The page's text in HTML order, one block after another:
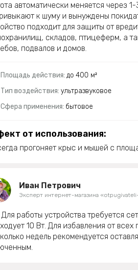
автоматически меняется через
к шуму и вынуждены
подходит для защиты от
складов, птицеферм, а
подвалов и домов.
Площадь действия: до 400 м²
Тип воздействия: ультразвуковое
Сфера применения: бытовое
от использования:
прогоняет крыс и мышей с
Иван Петрович
Эксперт интернет-магазина
Для работы устройства требуется
10 Вт. Для избавления от всех
недель рекомендуется